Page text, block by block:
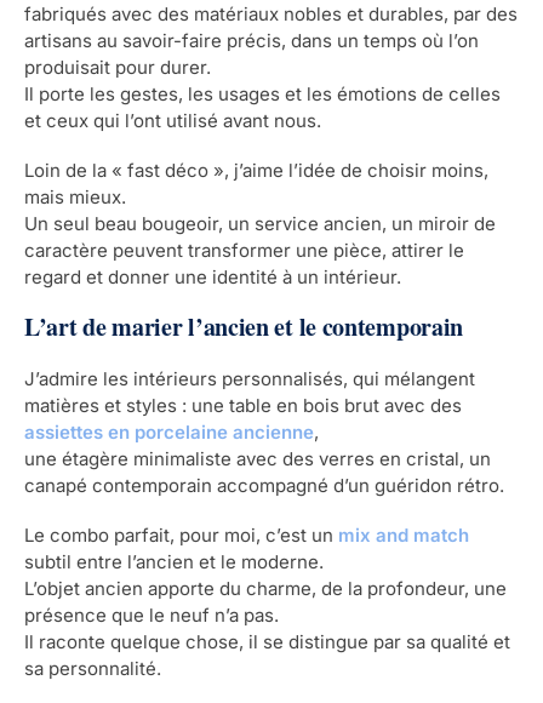
fabriqués avec des matériaux nobles et durables, par des
artisans au savoir-faire précis, dans un temps où l’on
produisait pour durer.
Il porte les gestes, les usages et les émotions de celles
et ceux qui l’ont utilisé avant nous.
Loin de la « fast déco », j’aime l’idée de choisir moins,
mais mieux.
Un seul beau bougeoir, un service ancien, un miroir de
caractère peuvent transformer une pièce, attirer le
regard et donner une identité à un intérieur.
L’art de marier l’ancien et le contemporain
J’admire les intérieurs personnalisés, qui mélangent
matières et styles : une table en bois brut avec des
assiettes en porcelaine ancienne,
une étagère minimaliste avec des verres en cristal, un
canapé contemporain accompagné d’un guéridon rétro.
Le combo parfait, pour moi, c’est un mix and match
subtil entre l’ancien et le moderne.
L’objet ancien apporte du charme, de la profondeur, une
présence que le neuf n’a pas.
Il raconte quelque chose, il se distingue par sa qualité et
sa personnalité.